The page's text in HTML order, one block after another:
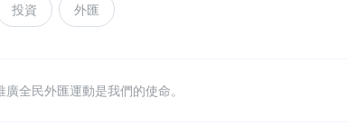
投資 外匯
全民外匯運動是我們的使命。